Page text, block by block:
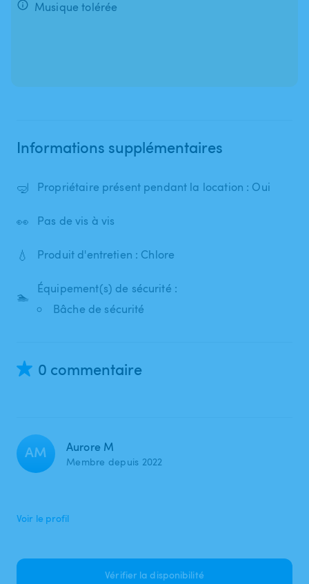
Musique tolérée
Informations supplémentaires
🤿 Propriétaire présent pendant la location : Oui
👀 Pas de vis à vis
💧 Produit d'entretien : Chlore
🏊
Équipement(s) de sécurité :
Bâche de sécurité
0 commentaire
AM Aurore M
Membre depuis 2022
Voir le profil
Vérifier la disponibilité